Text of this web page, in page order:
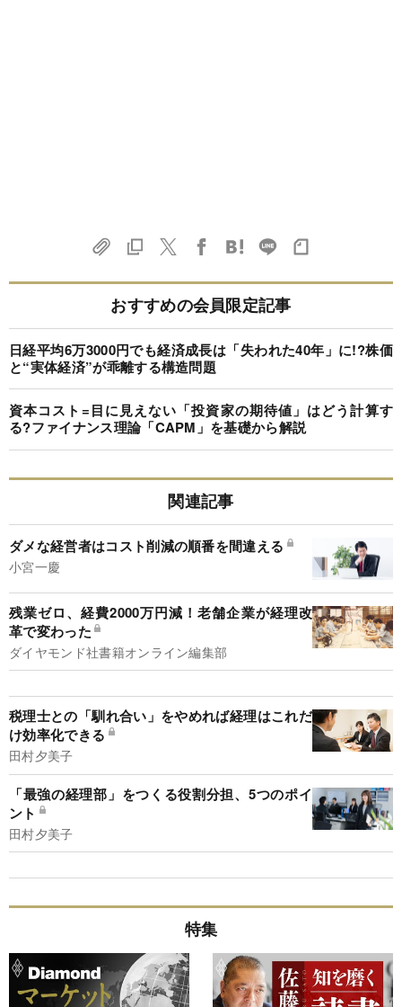
おすすめの会員限定記事
日経平均6万3000円でも経済成長は「失われた40年」に!?株価
と“実体経済”が乖離する構造問題
資本コスト=目に見えない「投資家の期待値」はどう計算す
る?ファイナンス理論「CAPM」を基礎から解説
関連記事
ダメな経営者はコスト削減の順番を間違える
小宮一慶
残業ゼロ、経費2000万円減！老舗企業が経理改
革で変わった
ダイヤモンド社書籍オンライン編集部
税理士との「馴れ合い」をやめれば経理はこれだ
け効率化できる
田村夕美子
「最強の経理部」をつくる役割分担、5つのポイ
ント
田村夕美子
特集